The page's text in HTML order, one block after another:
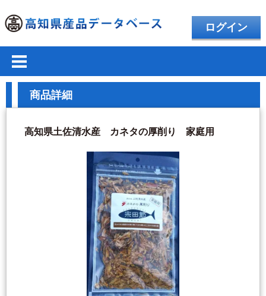
ログイン
商品詳細
高知県土佐清水産 カネタの厚削り 家庭用